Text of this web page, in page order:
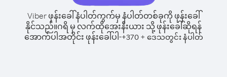
Viber ဖုန်းခေါ်နံပါတ်ကွက်မှ နံပါတ်တစ်ခုကို ဖုန်းခေါ်
နိုင်သည်။ဂရိ မှ လက်ထိုအေးနီးယား သို့ ဖုန်းခေါ်ဆိုရန်
အောက်ပါအတိုင်း ဖုန်းခေါ်ပါ-+370+ ဒေသတွင်း နံပါတ်